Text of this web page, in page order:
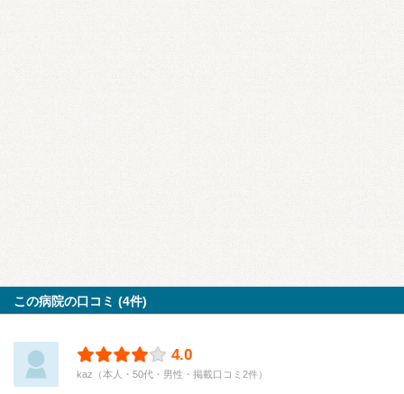
この病院の口コミ (4件)
4.0
kaz（本人・50代・男性・掲載口コミ2件）